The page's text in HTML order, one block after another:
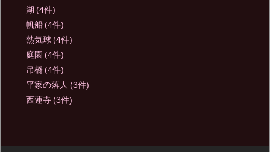
湖 (4件)
帆船 (4件)
熱気球 (4件)
庭園 (4件)
吊橋 (4件)
平家の落人 (3件)
西蓮寺 (3件)